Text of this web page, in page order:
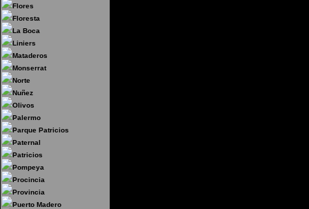
Flores
Floresta
La Boca
Liniers
Mataderos
Monserrat
Norte
Nuñez
Olivos
Palermo
Parque Patricios
Paternal
Patricios
Pompeya
Procincia
Provincia
Puerto Madero